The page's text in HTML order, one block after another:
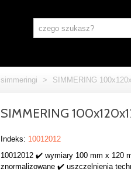
simmeringi > SIMMERING
SIMMERING
Indeks: 10012012
10012012 ✔️ wymiary 100 mm x 120
znormalizowane ✔️ uszczelnienia